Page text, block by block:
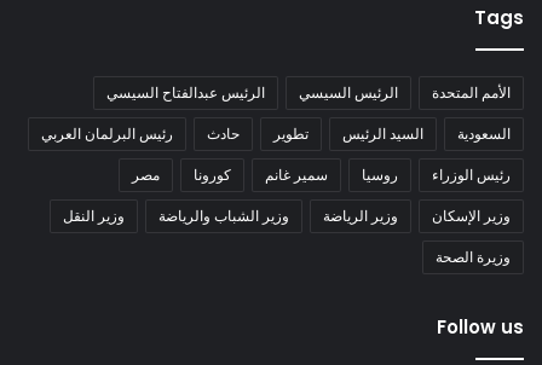
Tags
الأمم المتحدة الرئيس السيسي الرئيس عبدالفتاح السيسي
السعودية السيد الرئيس تطوير حادث رئيس البرلمان العربي
رئيس الوزراء روسيا سمير غانم كورونا مصر
وزير الإسكان وزير الرياضة وزير الشباب والرياضة وزير النقل
وزيرة الصحة
Follow us